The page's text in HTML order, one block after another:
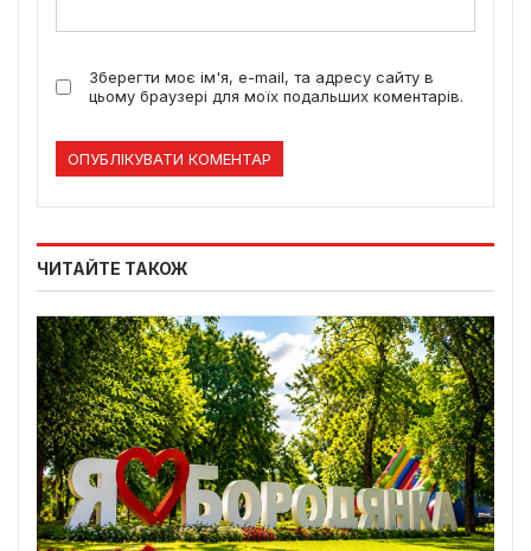
Зберегти моє ім'я, e-mail, та адресу сайту в
цьому браузері для моїх подальших коментарів.
ЧИТАЙТЕ ТАКОЖ